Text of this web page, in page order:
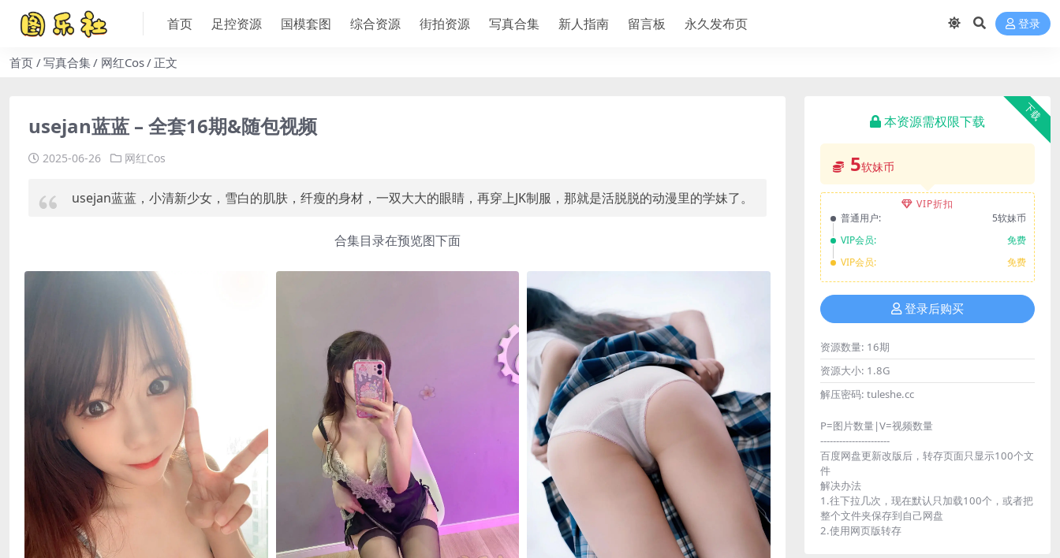
首页 足控资源 国模套图 综合资源 街拍资源 写真合集 新人指南 留言板 永久发布页 登录
首页 写真合集 网红Cos 正文
usejan蓝蓝 – 全套16期&随包视频
2025-06-26 网红Cos
usejan蓝蓝，小清新少女，雪白的肌肤，纤瘦的身材，一双大大的眼睛，再穿上JK制服，那就是活脱脱的动漫里的学妹了。
合集目录在预览图下面
下载
本资源需权限下载
5软妹币
VIP折扣
普通用户:
5软妹币
VIP会员:
免费
VIP会员:
免费
登录后购买
资源数量: 16期
资源大小: 1.8G
解压密码: tuleshe.cc
P=图片数量|V=视频数量
----------------------
百度网盘更新改版后，转存页面只显示100个文
件
解决办法
1.往下拉几次，现在默认只加载100个，或者把
整个文件夹保存到自己网盘
2.使用网页版转存